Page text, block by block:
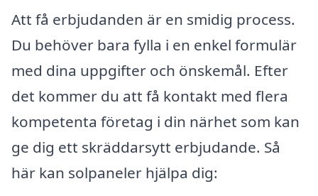
Att få erbjudanden är en smidig process.
Du behöver bara fylla i en enkel formulär
med dina uppgifter och önskemål. Efter
det kommer du att få kontakt med flera
kompetenta företag i din närhet som kan
ge dig ett skräddarsytt erbjudande. Så
här kan solpaneler hjälpa dig: